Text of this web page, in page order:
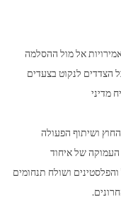
אל מול ההסלמה
הצדדים לנקוט בצעדים
מדיני
ושיתוף הפעולה
של איחוד
ושולח תנחומים